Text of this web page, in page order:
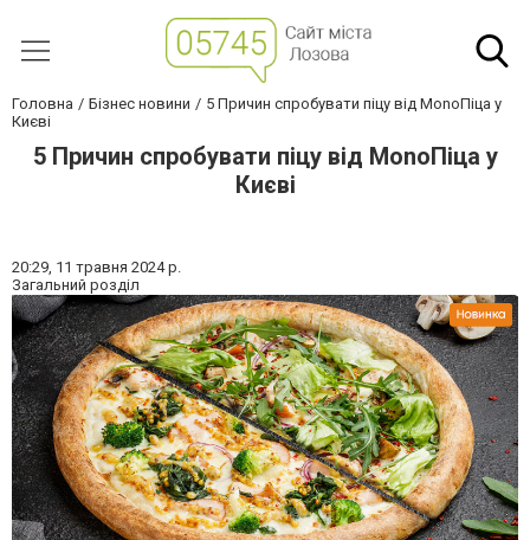
Головна Бізнес новини
5 Причин спробувати піцу від MonoПіца у
Києві
5 Причин спробувати піцу від MonoПіца у
Києві
20:29, 11 травня 2024 р.
Загальний розділ